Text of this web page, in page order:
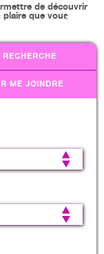
de découvrir
que vous
RECHERCHE
ME JOINDRE